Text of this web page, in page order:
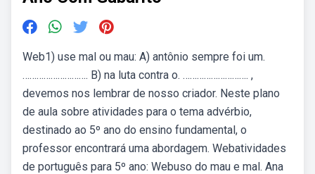
Web1) use mal ou mau: A) antônio sempre foi um.
………………………. B) na luta contra o. ………………………. ,
devemos nos lembrar de nosso criador. Neste plano
de aula sobre atividades para o tema advérbio,
destinado ao 5º ano do ensino fundamental, o
professor encontrará uma abordagem. Webatividades
de português para 5º ano: Webuso do mau e mal. Ana